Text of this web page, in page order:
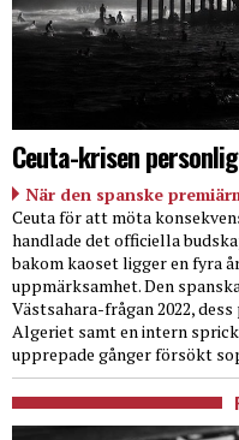
Ceuta-krisen
När den spanske
Ceuta för att möta
handlade det officiella
bakom kaoset ligger en fyra
uppmärksamhet. Den
Västsahara-frågan 2022,
Algeriet samt en intern
upprepade gånger försökt